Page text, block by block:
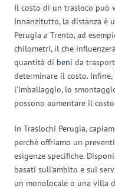
Il costo di un trasloco può
Innanzitutto, la distanza è
Perugia a Trento, ad
chilometri, il che
quantità di beni da
determinare il costo.
l’imballaggio, lo
possono aumentare il
In Traslochi Perugia,
perché offriamo un
esigenze specifiche.
basati sull’ambito e sui
un monolocale o una villa